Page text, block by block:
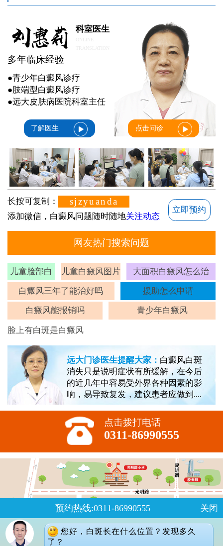
科室医生
多年临床经验
●青少年白癜风诊疗
●肢端型白癜风诊疗
●远大皮肤病医院科室主任
了解医生 点击问诊
长按可复制： sjzyuanda
添加微信，白癜风问题随时随地关注动态
立即预约
网友热门搜索问题
儿童脸部白
斑
儿童白癜风图片 大面积白癜风怎么治
白癜风三年了能治好吗 援助怎么申请
白癜风能报销吗 青少年白癜风
脸上有白斑是白癜风
远大门诊医生提醒大家： 白癜风白斑
消失只是说明症状有所缓解，在今后
的近几年中容易受外界各种因素的影
响，易导致复发，建议患者应做到....
点击拨打电话
0311-86990555
预约热线:0311-86990555 关闭
您好，白斑长在什么位置？发现多久
了？